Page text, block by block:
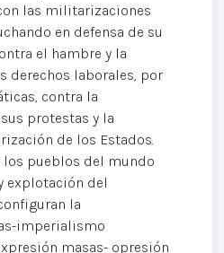
las militarizaciones
en defensa de su
el hambre y la
derechos laborales, por
contra la
protestas y la
de los Estados.
los pueblos del mundo
explotación del
la
imperialismo
masas- opresión